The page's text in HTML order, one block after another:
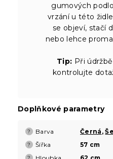
gumových
vrzání u této
se objeví, stačí
nebo lehce
Tip: Při
kontrolujte
Doplňkové parametry
? Barva Černá ,
? Šířka 57 cm
?